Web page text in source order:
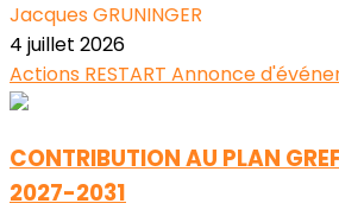
Jacques GRUNINGER
4 juillet 2026
Actions RESTART Annonce
CONTRIBUTION AU PLAN
2027-2031